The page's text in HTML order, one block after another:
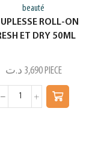
beauté
ROLL-ON
ET DRY 50ML
3,690 د.ت PIECE